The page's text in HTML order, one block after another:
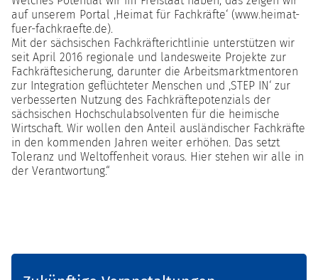
auf unserem Portal ‚Heimat für Fachkräfte‘ (www.heimat-
fuer-fachkraefte.de).
Mit der sächsischen Fachkräfterichtlinie unterstützen wir
seit April 2016 regionale und landesweite Projekte zur
Fachkräftesicherung, darunter die Arbeitsmarktmentoren
zur Integration geflüchteter Menschen und ‚STEP IN‘ zur
verbesserten Nutzung des Fachkräftepotenzials der
sächsischen Hochschulabsolventen für die heimische
Wirtschaft. Wir wollen den Anteil ausländischer Fachkräfte
in den kommenden Jahren weiter erhöhen. Das setzt
Toleranz und Weltoffenheit voraus. Hier stehen wir alle in
der Verantwortung.“